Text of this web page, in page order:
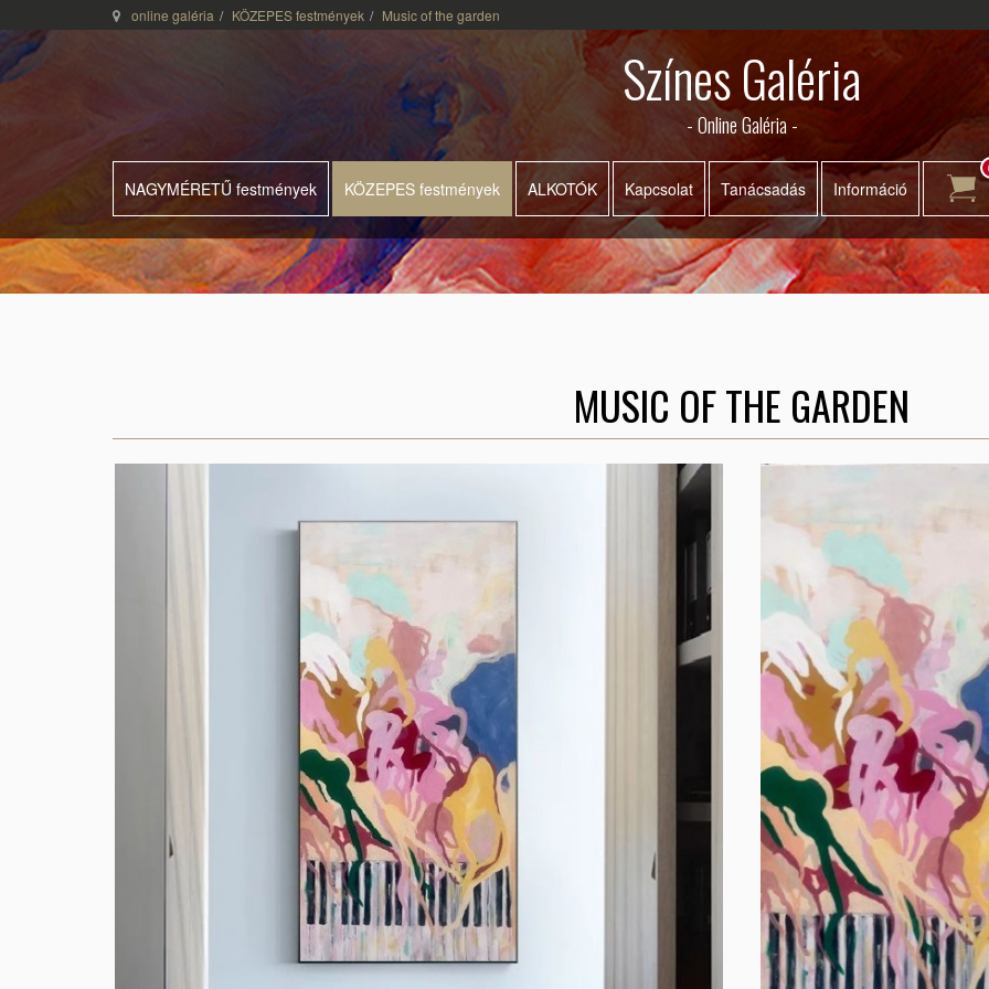
online galéria KÖZEPES festmények Music of the garden
Színes Galéria
- Online Galéria -
NAGYMÉRETŰ festmények KÖZEPES festmények ALKOTÓK Kapcsolat Tanácsadás Információ
MUSIC OF THE GARDEN